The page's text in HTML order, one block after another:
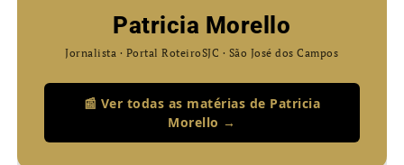
Patricia Morello
Jornalista · Portal RoteiroSJC · São José dos Campos
📰 Ver todas as matérias de Patricia
Morello →